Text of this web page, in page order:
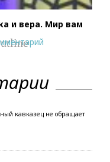
и вера. Мир вам
кавказец не обращает